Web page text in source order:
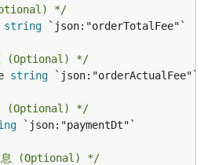
*/
string `json:"orderTotalFee"`
(Optional) */
string `json:"orderActualFee"`
(Optional) */
`json:"paymentDt"`
息 (Optional) */